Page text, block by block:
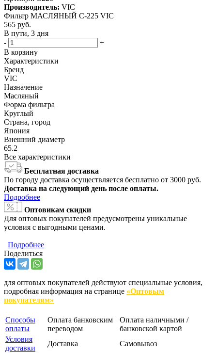
Производитель: VIC
Фильтр МАСЛЯНЫЙ С-225 VIC
565 руб.
В пути, 3 дня
-
+
В корзину
Характеристики
Бренд
VIC
Назначение
Масляный
Форма фильтра
Круглый
Страна, город
Япония
Внешний диаметр
65.2
Все характеристики
Бесплатная доставка
По городу доставка осуществляется бесплатно от 3000 руб.
Доставка на следующий день после оплаты.
Подробнее
Оптовикам скидки
Для оптовых покупателей предусмотрены уникальные
условия с выгодными ценами.
Подробнее
Поделиться
для оптовых покупателей действуют специальные условия,
подробная информация на странице «Оптовым
покупателям»
Способы
оплаты
Оплата банковским
переводом
Оплата наличными /
банковской картой
Условия
доставки
Доставка Самовывоз